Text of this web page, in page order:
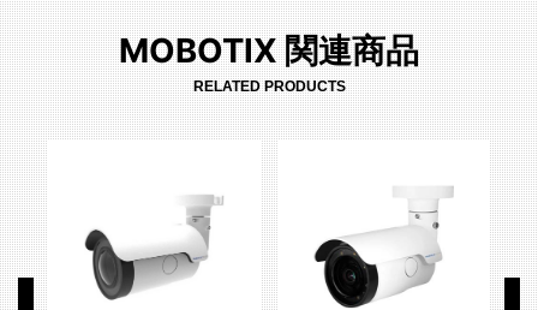
MOBOTIX 関連商品
RELATED PRODUCTS